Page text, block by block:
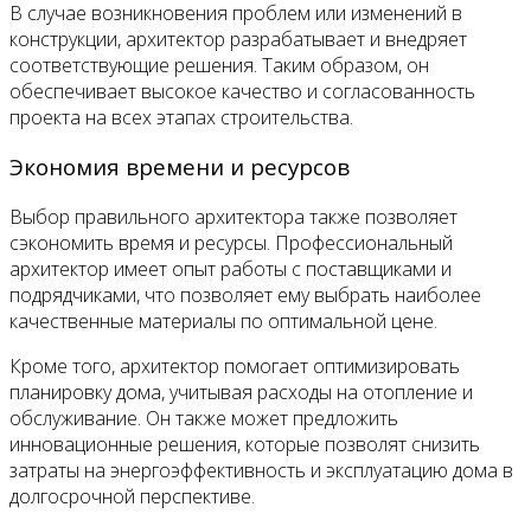
В случае возникновения проблем или изменений в
конструкции, архитектор разрабатывает и внедряет
соответствующие решения. Таким образом, он
обеспечивает высокое качество и согласованность
проекта на всех этапах строительства.
Экономия времени и ресурсов
Выбор правильного архитектора также позволяет
сэкономить время и ресурсы. Профессиональный
архитектор имеет опыт работы с поставщиками и
подрядчиками, что позволяет ему выбрать наиболее
качественные материалы по оптимальной цене.
Кроме того, архитектор помогает оптимизировать
планировку дома, учитывая расходы на отопление и
обслуживание. Он также может предложить
инновационные решения, которые позволят снизить
затраты на энергоэффективность и эксплуатацию дома в
долгосрочной перспективе.